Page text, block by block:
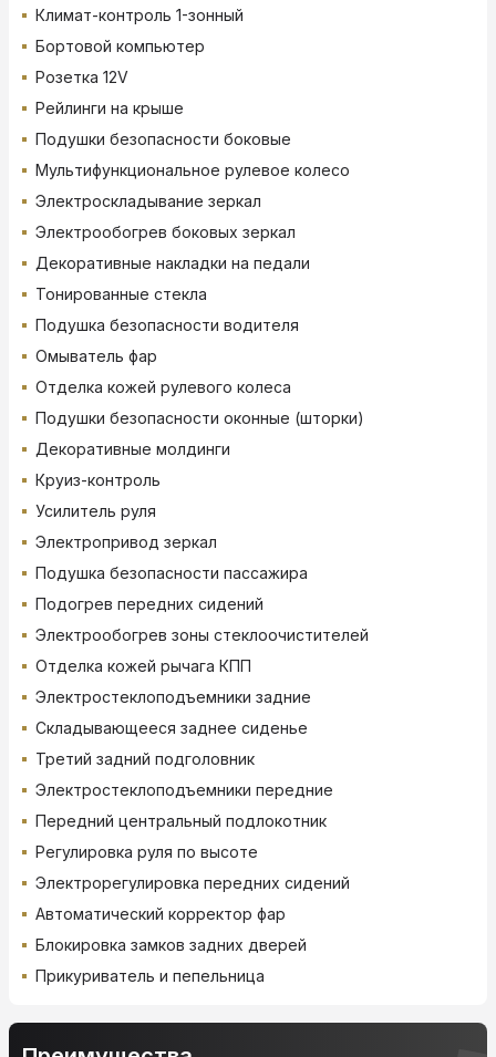
Климат-контроль 1-зонный
Бортовой компьютер
Розетка 12V
Рейлинги на крыше
Подушки безопасности боковые
Мультифункциональное рулевое колесо
Электроскладывание зеркал
Электрообогрев боковых зеркал
Декоративные накладки на педали
Тонированные стекла
Подушка безопасности водителя
Омыватель фар
Отделка кожей рулевого колеса
Подушки безопасности оконные (шторки)
Декоративные молдинги
Круиз-контроль
Усилитель руля
Электропривод зеркал
Подушка безопасности пассажира
Подогрев передних сидений
Электрообогрев зоны стеклоочистителей
Отделка кожей рычага КПП
Электростеклоподъемники задние
Складывающееся заднее сиденье
Третий задний подголовник
Электростеклоподъемники передние
Передний центральный подлокотник
Регулировка руля по высоте
Электрорегулировка передних сидений
Автоматический корректор фар
Блокировка замков задних дверей
Прикуриватель и пепельница